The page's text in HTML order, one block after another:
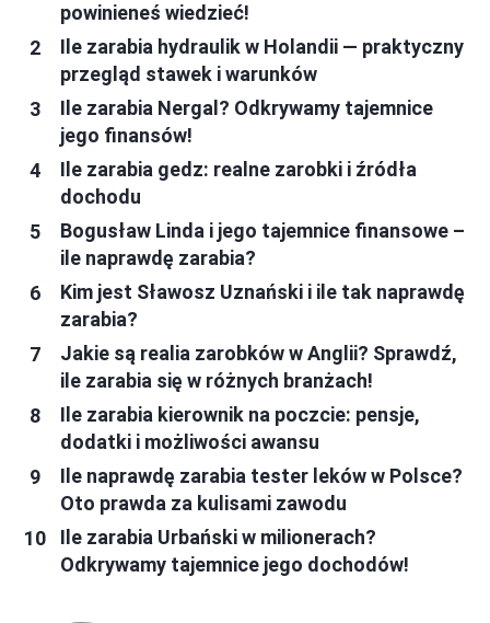
powinieneś wiedzieć!
Ile zarabia hydraulik w Holandii — praktyczny
przegląd stawek i warunków
Ile zarabia Nergal? Odkrywamy tajemnice
jego finansów!
Ile zarabia gedz: realne zarobki i źródła
dochodu
Bogusław Linda i jego tajemnice finansowe –
ile naprawdę zarabia?
Kim jest Sławosz Uznański i ile tak naprawdę
zarabia?
Jakie są realia zarobków w Anglii? Sprawdź,
ile zarabia się w różnych branżach!
Ile zarabia kierownik na poczcie: pensje,
dodatki i możliwości awansu
Ile naprawdę zarabia tester leków w Polsce?
Oto prawda za kulisami zawodu
Ile zarabia Urbański w milionerach?
Odkrywamy tajemnice jego dochodów!